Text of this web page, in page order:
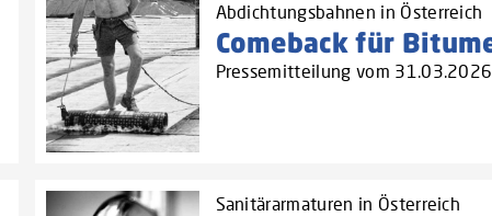
Abdichtungsbahnen in Österreich
Comeback für
Pressemitteilung vom 31.03.2026
Sanitärarmaturen in Österreich